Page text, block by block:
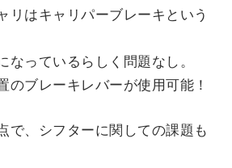
リはキャリパーブレーキという
なっているらしく問題なし。
のブレーキレバーが使用可能！
で、シフターに関しての課題も